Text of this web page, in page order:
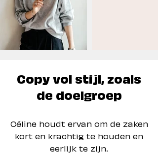
Copy vol stijl, zoals
de doelgroep
Céline houdt ervan om de zaken
kort en krachtig te houden en
eerlijk te zijn.